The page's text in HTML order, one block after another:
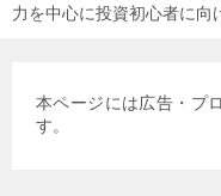
力を中心に投資初心者に向
本ページには広告・プ
す。